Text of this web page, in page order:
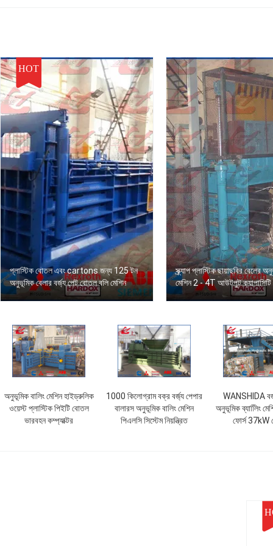
HOT
প্লাস্টিক বোতল এবং cartons জন্য 125 টন
অনুভূমিক বেলার বর্জ্য পেট বোতল বলি মেশিন
স্ক্র্যাপ প্লাস্টিক ছায়াছবির বেলের
মেশিন 2 - 4T আউটপুট ক্যাপাসিটি
অনুভূমিক বালিং মেশিন হাইড্রুলিক
ওয়েস্ট প্লাস্টিক পিইটি বোতল
ভারবহন কম্প্যাক্টর
1000 কিলোগ্রাম বক্র বর্জ্য পেপার
বালারস অনুভূমিক বালিং মেশিন
পিএলসি সিস্টেম নিয়ন্ত্রিত
WANSHIDA
অনুভূমিক ব্যালিিং
ফোর্স 37kW